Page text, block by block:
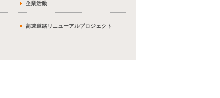
企業活動
高速道路リニューアルプロジェクト